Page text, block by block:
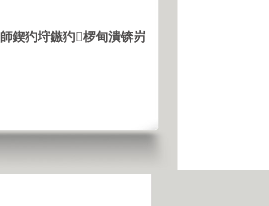
鍥犳垨鏃犳椤甸潰锛岃